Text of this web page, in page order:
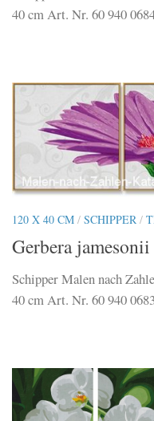
40 cm Art. Nr. 60 940
120 X 40 CM / SCHIPPER /
Gerbera
Schipper Malen nach
40 cm Art. Nr. 60 940